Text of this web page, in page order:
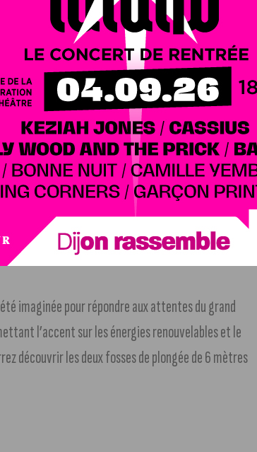
préventive. L’institut assure la détection
d’aménagement du territoire.
dans le parcours Vélotour. Ces 3 missions
sport et de l’animation, du sport de haut niveau et
imaginée pour répondre aux attentes du grand
l’accent sur les énergies renouvelables et le
découvrir les deux fosses de plongée de 6 mètres